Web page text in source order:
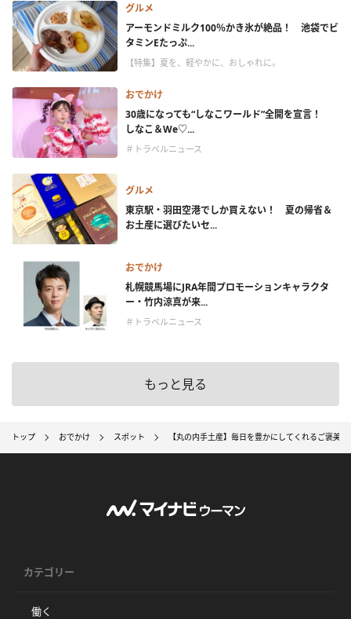
グルメ
アーモンドミルク100％かき氷が絶品！ 池袋でビ
タミンEたっぷ...
【特集】夏を、軽やかに、おしゃれに。
おでかけ
30歳になっても“しなこワールド”全開を宣言！
しなこ＆We♡...
＃トラベルニュース
グルメ
東京駅・羽田空港でしか買えない！ 夏の帰省＆
お土産に選びたいセ...
おでかけ
札幌競馬場にJRA年間プロモーションキャラクタ
ー・竹内涼真が来...
＃トラベルニュース
もっと見る
トップ おでかけ スポット 【丸の内手土産】毎日を豊かにしてくれるご褒
カテゴリー
働く